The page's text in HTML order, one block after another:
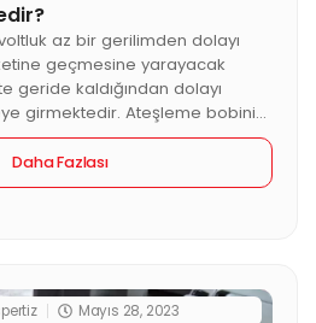
az bir gerilimden dolayı
geçmesine yarayacak
geride kaldığından dolayı
girmektedir. Ateşleme bobini
volt değerine kadar
bobinin yapısı 3 temelden
olarak 200 veya 300
Daha Fazlası
Mayıs 28, 2023